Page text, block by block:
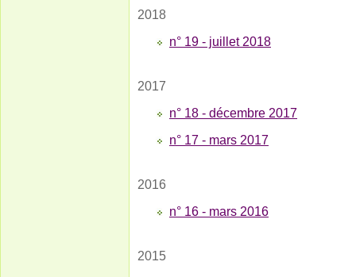
2018
n° 19 - juillet 2018
2017
n° 18 - décembre 2017
n° 17 - mars 2017
2016
n° 16 - mars 2016
2015